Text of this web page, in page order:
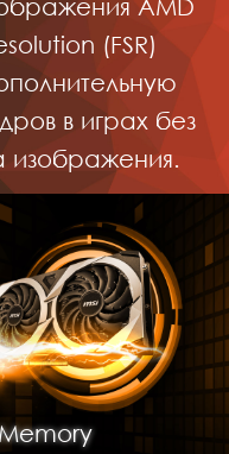
AMD
(FSR)
в играх без
изображения.